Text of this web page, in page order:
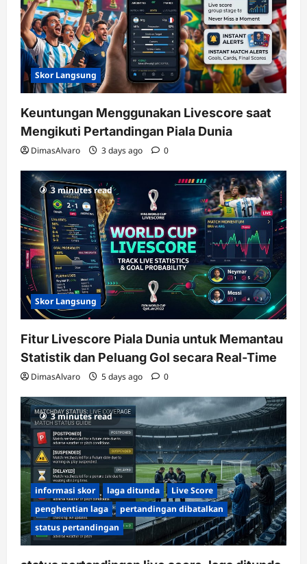
Skor Langsung
Keuntungan Menggunakan Livescore saat
Mengikuti Pertandingan Piala Dunia
DimasAlvaro 3 days ago 0
3 minutes read
Skor Langsung
Fitur Livescore Piala Dunia untuk Memantau
Statistik dan Peluang Gol secara Real-Time
DimasAlvaro 5 days ago 0
3 minutes read
informasi skor laga ditunda
Live Score
penghentian laga
pertandingan dibatalkan
status pertandingan